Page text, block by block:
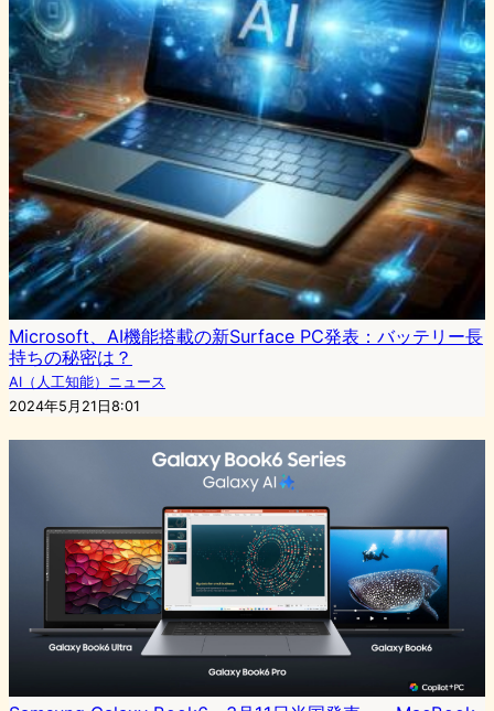
Microsoft、AI機能搭載の新Surface PC発表：バッテリー長
持ちの秘密は？
AI（人工知能）ニュース
2024年5月21日8:01